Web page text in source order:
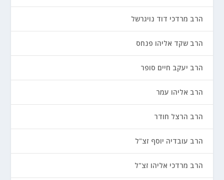
הרב מרדכי דוד נויגרשל
הרב שקד אליהו פנחס
הרב יעקב חיים סופר
הרב אליהו עמר
הרב הרצל חודר
הרב עובדיה יוסף זצ"ל
הרב מרדכי אליהו זצ"ל